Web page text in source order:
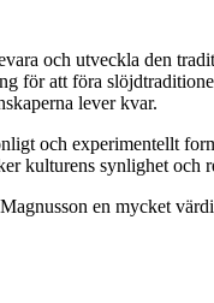
och utveckla den
för att föra
lever kvar.
och experimentellt
kulturens synlighet och
en mycket